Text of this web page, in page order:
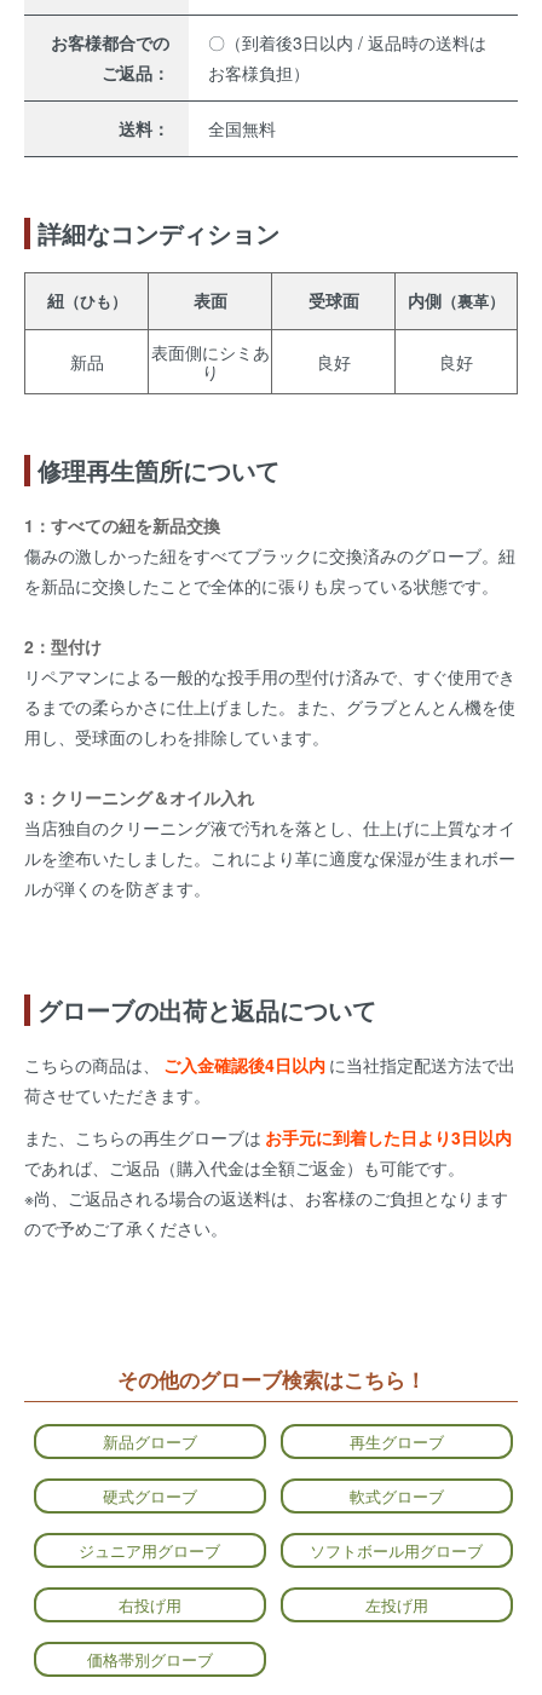
お客様都合での
ご返品：
〇（到着後3日以内 / 返品時の送料は
お客様負担）
送料： 全国無料
詳細なコンディション
紐（ひも） 表面 受球面 内側 （裏革）
新品
表面側にシミあ
り
良好 良好
修理再生箇所について
1：すべての紐を新品交換
傷みの激しかった紐をすべてブラックに交換済みのグローブ。紐
を新品に交換したことで全体的に張りも戻っている状態です。
2：型付け
リペアマンによる一般的な投手用の型付け済みで、すぐ使用でき
るまでの柔らかさに仕上げました。また、グラブとんとん機を使
用し、受球面のしわを排除しています。
3：クリーニング＆オイル入れ
当店独自のクリーニング液で汚れを落とし、仕上げに上質なオイ
ルを塗布いたしました。これにより革に適度な保湿が生まれボー
ルが弾くのを防ぎます。
グローブの出荷と返品について
こちらの商品は、 ご入金確認後4日以内 に当社指定配送方法で出
荷させていただきます。
また、こちらの再生グローブは お手元に到着した日より3日以内
であれば、ご返品（購入代金は全額ご返金）も可能です。
※尚、ご返品される場合の返送料は、お客様のご負担となります
ので予めご了承ください。
その他のグローブ検索はこちら！
新品グローブ 再生グローブ
硬式グローブ 軟式グローブ
ジュニア用グローブ ソフトボール用グローブ
右投げ用 左投げ用
価格帯別グローブ